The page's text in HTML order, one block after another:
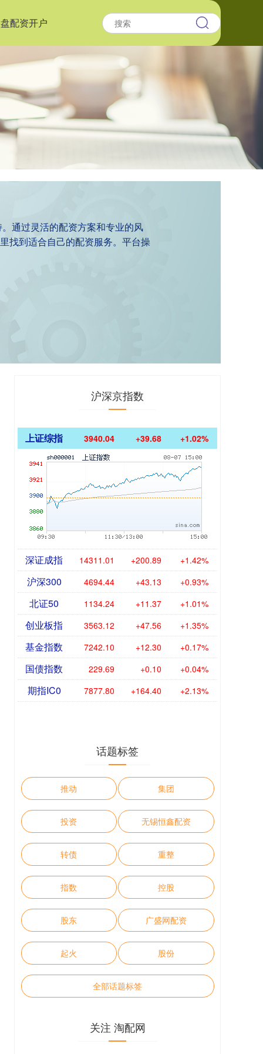
配资开户
通过灵活的配资方案和专业的风
找到适合自己的配资服务。平台操
沪深京指数
上证综指 3940.04 +39.68 +1.02%
深证成指 14311.01 +200.89 +1.42%
沪深300 4694.44 +43.13 +0.93%
北证50 1134.24 +11.37 +1.01%
创业板指 3563.12 +47.56 +1.35%
基金指数 7242.10 +12.30 +0.17%
国债指数 229.69 +0.10 +0.04%
期指IC0 7877.80 +164.40 +2.13%
话题标签
推动 集团
投资 无锡恒鑫配资
转债 重整
指数 控股
股东 广盛网配资
起火 股份
全部话题标签
关注 淘配网